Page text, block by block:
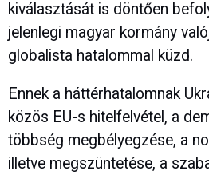
kiválasztását is döntően
jelenlegi magyar kormány
globalista hatalommal küzd.
Ennek a háttérhatalomnak
közös EU-s hitelfelvétel, a
többség megbélyegzése, a
illetve megszüntetése, a